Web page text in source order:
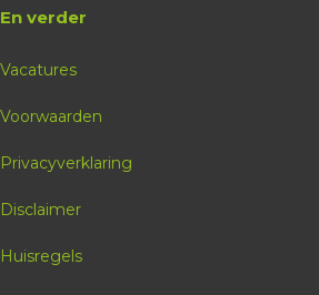
En verder
Vacatures
Voorwaarden
Privacyverklaring
Disclaimer
Huisregels